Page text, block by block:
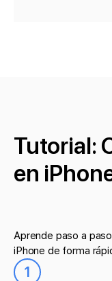
Tutorial:
en
Aprende paso a
iPhone de forma
1